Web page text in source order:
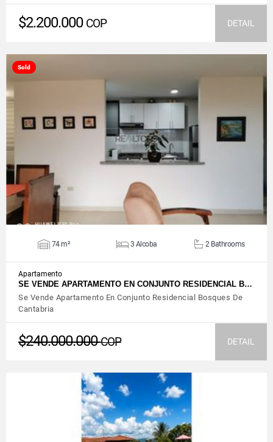
$2.200.000 COP DETAIL
Sold
VIEW DETAILS
74 m² 3 Alcoba 2 Bathrooms
Apartamento
SE VENDE APARTAMENTO EN CONJUNTO RESIDENCIAL B…
Se Vende Apartamento En Conjunto Residencial Bosques De
Cantabria
$240.000.000COP DETAIL